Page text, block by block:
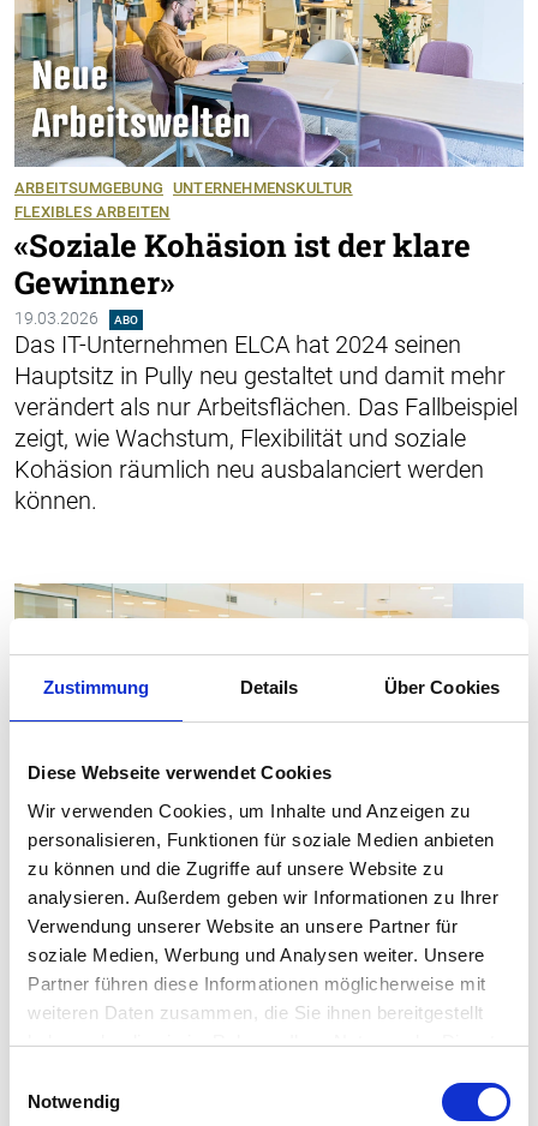
Zustimmung Details Über Cookies
Diese Webseite verwendet Cookies
Wir verwenden Cookies, um Inhalte und Anzeigen zu
personalisieren, Funktionen für soziale Medien anbieten
zu können und die Zugriffe auf unsere Website zu
analysieren. Außerdem geben wir Informationen zu Ihrer
Verwendung unserer Website an unsere Partner für
soziale Medien, Werbung und Analysen weiter. Unsere
Partner führen diese Informationen möglicherweise mit
weiteren Daten zusammen, die Sie ihnen bereitgestellt
haben oder die sie im Rahmen Ihrer Nutzung der Dienste
Notwendig
ARBEITSUMGEBUNG UNTERNEHMENSKULTUR
FLEXIBLES ARBEITEN
«Soziale Kohäsion ist der klare
Gewinner»
19.03.2026 ABO
Das IT-Unternehmen ELCA hat 2024 seinen
Hauptsitz in Pully neu gestaltet und damit mehr
verändert als nur Arbeitsflächen. Das Fallbeispiel
zeigt, wie Wachstum, Flexibilität und soziale
Kohäsion räumlich neu ausbalanciert werden
können.
ARBEITSUMGEBUNG INFRASTRUKTUR PSYCHOLOGIE
UNTERNEHMENSKULTUR
FLEXIBLES ARBEITEN
Dossier: Neue Arbeitswelten
19.03.2026
In postpandemischen Zeiten hybrider
Arbeitsmodelle wird das Büro neu verhandelt –
als multifunktionaler Workspace zwischen
Flexibilität und Fokus.